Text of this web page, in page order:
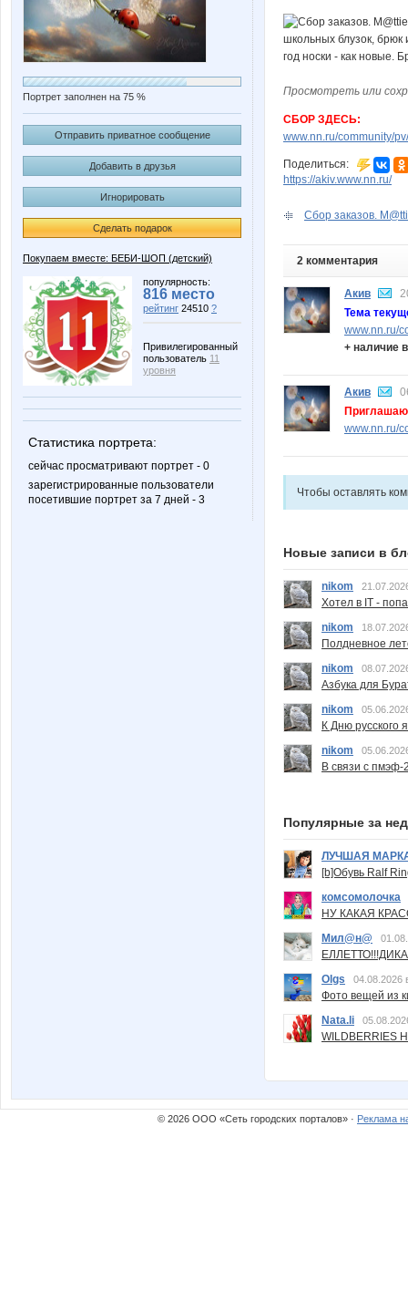
Портрет заполнен на 75 %
Отправить приватное сообщение
Добавить в друзья
Игнорировать
Сделать подарок
Покупаем вместе: БЕБИ-ШОП (детский)
популярность:
816 место
рейтинг 24510 ?
Привилегированный
пользователь 11
уровня
Статистика портрета:
сейчас просматривают портрет - 0
зарегистрированные пользователи
посетившие портрет за 7 дней - 3
Просмотреть или
СБОР ЗДЕСЬ:
www.nn.ru/community/
Поделиться:
https://akiv.www.nn.ru/
Сбор заказов.
2 комментария
Акив
Тема
www.nn.ru/
+ наличие
Акив
www.nn.ru/
Чтобы оставлять
Новые записи в
nikom
Хотел в IT -
nikom
Полдневное
nikom
Азбука для
nikom
К Дню русского
nikom
В связи с пмэф-
Популярные за
ЛУЧШАЯ
[b]Обувь Ralf
комсомолочка
НУ КАКАЯ
Мил@н@
Olgs
04.08.2026
Фото вещей из
Nata.li
© 2026 ООО «Сеть городских порталов» · Реклама